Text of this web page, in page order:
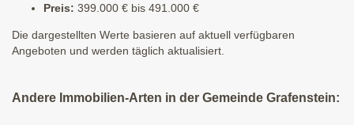
Preis: 399.000 € bis 491.000 €
Die dargestellten Werte basieren auf aktuell verfügbaren
Angeboten und werden täglich aktualisiert.
Andere Immobilien-Arten in der Gemeinde Grafenstein: